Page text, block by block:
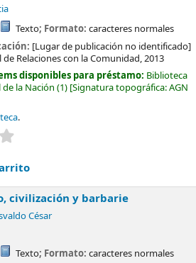
Texto; Formato: caracteres normales
[Lugar de publicación no identificado]
Relaciones con la Comunidad,2013
disponibles para préstamo: Biblioteca
la Nación (1) Signatura topográfica:AGN
.
civilización y barbarie
César
Texto; Formato: caracteres normales